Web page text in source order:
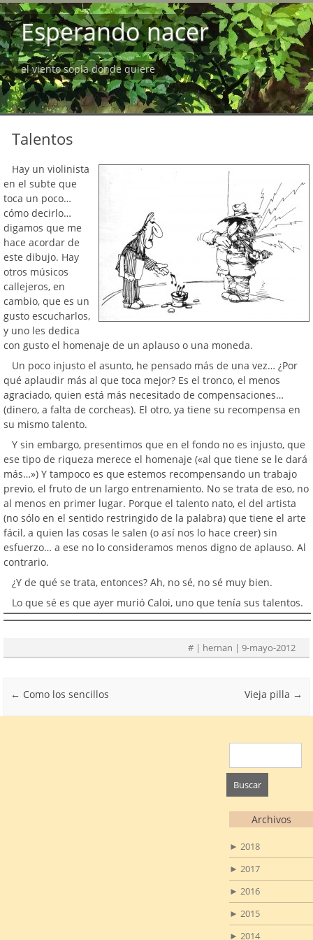
Esperando nacer
el viento sopla donde quiere
Talentos
Hay un violinista
en el subte que
toca un poco…
cómo decirlo…
digamos que me
hace acordar de
este dibujo. Hay
otros músicos
callejeros, en
cambio, que es un
gusto escucharlos,
y uno les dedica
con gusto el homenaje de un aplauso o una moneda.
Un poco injusto el asunto, he pensado más de una vez… ¿Por
qué aplaudir más al que toca mejor? Es el tronco, el menos
agraciado, quien está más necesitado de compensaciones…
(dinero, a falta de corcheas). El otro, ya tiene su recompensa en
su mismo talento.
Y sin embargo, presentimos que en el fondo no es injusto, que
ese tipo de riqueza merece el homenaje («al que tiene se le dará
más…») Y tampoco es que estemos recompensando un trabajo
previo, el fruto de un largo entrenamiento. No se trata de eso, no
al menos en primer lugar. Porque el talento nato, el del artista
(no sólo en el sentido restringido de la palabra) que tiene el arte
fácil, a quien las cosas le salen (o así nos lo hace creer) sin
esfuerzo… a ese no lo consideramos menos digno de aplauso. Al
contrario.
¿Y de qué se trata, entonces? Ah, no sé, no sé muy bien.
Lo que sé es que ayer murió Caloi, uno que tenía sus talentos.
# | hernan | 9-mayo-2012
Post navigation
← Como los sencillos Vieja pilla →
Archivos
► 2018
► 2017
► 2016
► 2015
► 2014